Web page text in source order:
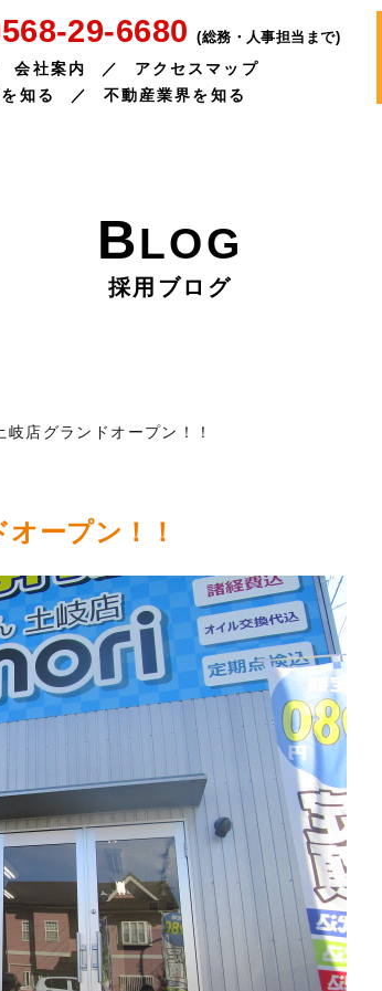
29-6680 (総務・人事担当まで)
会社案内
アクセスマップ
知る
不動産業界を知る
BLOG
採用ブログ
店グランドオープン！！
ープン！！